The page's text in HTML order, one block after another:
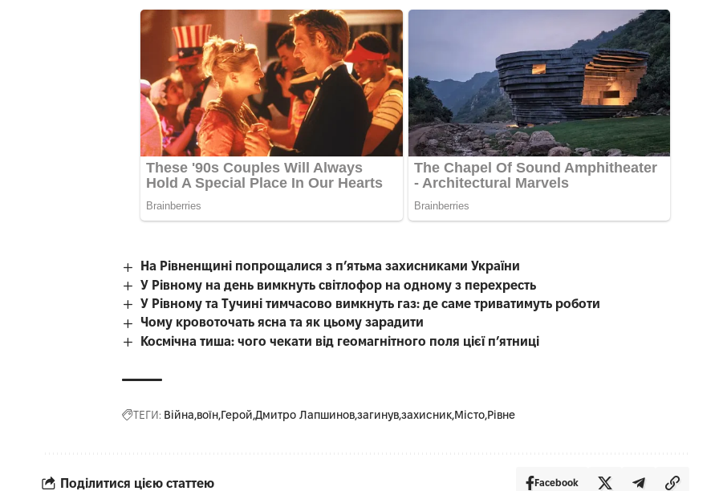
На Рівненщині попрощалися з п’ятьма захисниками України
У Рівному на день вимкнуть світлофор на одному з перехресть
У Рівному та Тучині тимчасово вимкнуть газ: де саме триватимуть роботи
Чому кровоточать ясна та як цьому зарадити
Космічна тиша: чого чекати від геомагнітного поля цієї п’ятниці
ТЕГИ: Війна воїн Герой Дмитро Лапшиновзагинувзахисник Місто Рівне
Поділитися цією статтею Facebook